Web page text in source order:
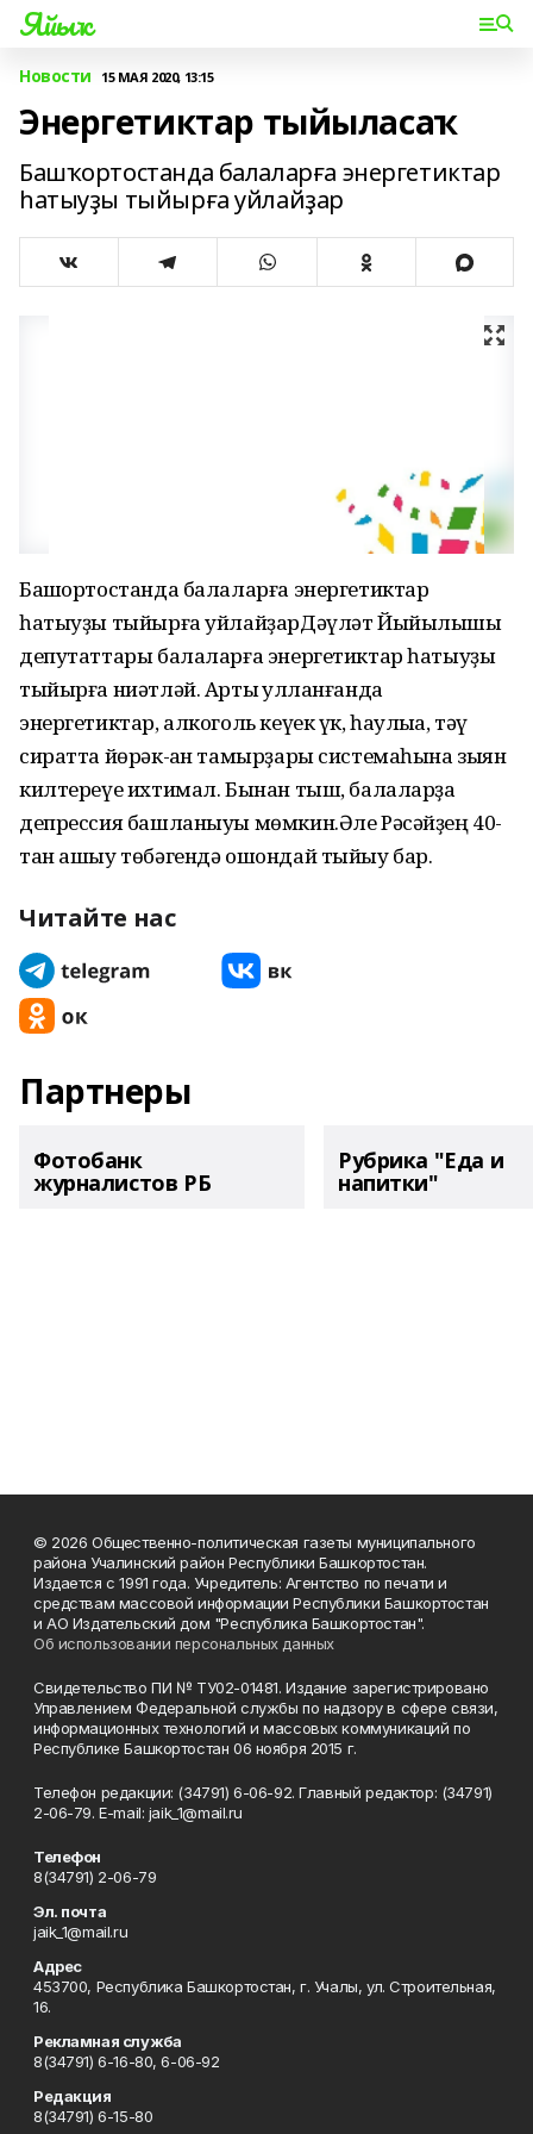
Яйыҡ
Новости 15 МАЯ 2020, 13:15
Энергетиктар тыйыласаҡ
Башҡортостанда балаларға энергетиктар
һатыуҙы тыйырға уйлайҙар
Башҡортостанда балаларға энергетиктар
һатыуҙы тыйырға уйлайҙарДәүләт Йыйылышы
депутаттары балаларға энергетиктар һатыуҙы
тыйырға ниәтләй. Артыҡ ҡулланғанда
энергетиктар, алкоголь кеүек үк, һаулыҡҡа, тәү
сиратта йөрәк-ҡан тамырҙары системаһына зыян
килтереүе ихтимал. Бынан тыш, балаларҙа
депрессия башланыуы мөмкин.Әле Рәсәйҙең 40-
тан ашыу төбәгендә ошондай тыйыу бар.
Читайте нас
Партнеры
Фотобанк
журналистов РБ
Рубрика "Еда и
напитки"
© 2026 Общественно-политическая газеты муниципального
района Учалинский район Республики Башкортостан.
Издается с 1991 года. Учредитель: Агентство по печати и
средствам массовой информации Республики Башкортостан
и АО Издательский дом "Республика Башкортостан".
Об использовании персональных данных
Свидетельство ПИ № ТУ02-01481. Издание зарегистрировано
Управлением Федеральной службы по надзору в сфере связи,
информационных технологий и массовых коммуникаций по
Республике Башкортостан 06 ноября 2015 г.
Телефон редакции: (34791) 6-06-92. Главный редактор: (34791)
2-06-79. Е-mаil: jaik_1@mail.ru
Телефон
8(34791) 2-06-79
Эл. почта
jaik_1@mail.ru
Адрес
453700, Республика Башкортостан, г. Учалы, ул. Строительная,
16.
Рекламная служба
8(34791) 6-16-80, 6-06-92
Редакция
8(34791) 6-15-80